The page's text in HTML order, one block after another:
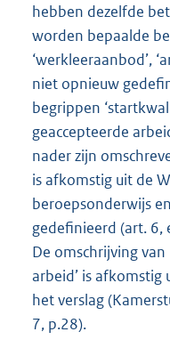
hebben dezelfde
worden bepaalde
‘werkleeraanbod’,
niet opnieuw
begrippen
geaccepteerde
nader zijn
is afkomstig uit de
beroepsonderwijs
gedefinieerd (art. 6,
De omschrijving van
arbeid’ is
het verslag
7, p.28).